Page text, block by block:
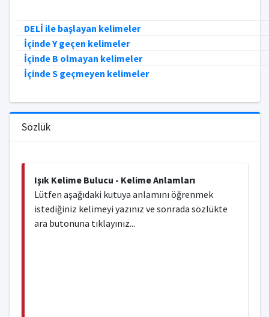
DELİ ile başlayan kelimeler
İçinde Y geçen kelimeler
İçinde B olmayan kelimeler
İçinde S geçmeyen kelimeler
Sözlük
Işık Kelime Bulucu - Kelime Anlamları
Lütfen aşağıdaki kutuya anlamını öğrenmek
istediğiniz kelimeyi yazınız ve sonrada sözlükte
ara butonuna tıklayınız...